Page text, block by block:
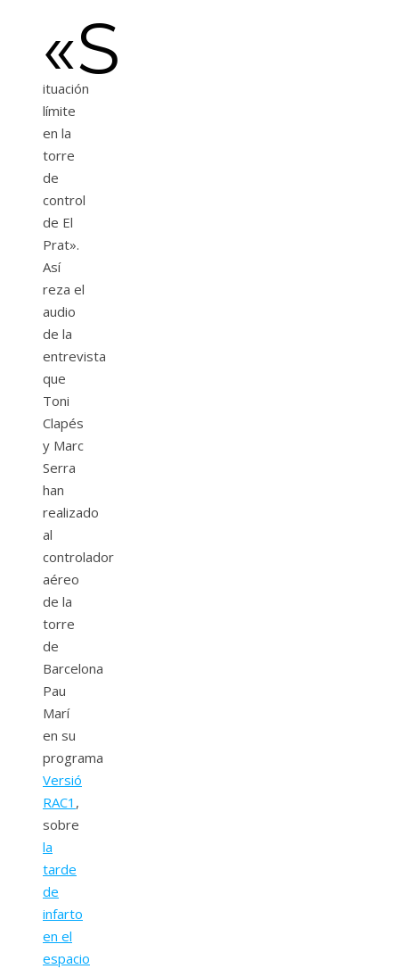
«S
ituación
límite
en la
torre
de
control
de El
Prat».
Así
reza el
audio
de la
entrevista
que
Toni
Clapés
y Marc
Serra
han
realizado
al
controlador
aéreo
de la
torre
de
Barcelona
Pau
Marí
en su
programa
Versió
RAC1 ,
sobre
la
tarde
de
infarto
en el
espacio